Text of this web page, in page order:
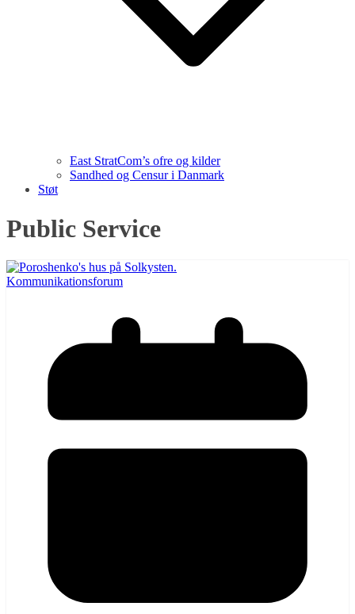
East StratCom’s ofre og kilder
Sandhed og Censur i Danmark
Støt
Public Service
Kommunikationsforum